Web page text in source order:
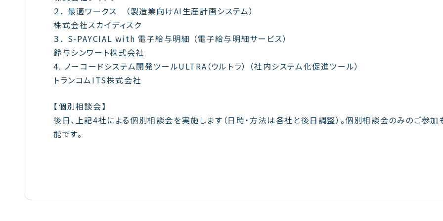
２． 最適ワークス （製造業向けAI生産計画システム）
株式会社スカイディスク
３． S-PAYCIAL with 電子給与明細 （電子給与明細サービス）
鈴与シンワート株式会社
4. ノーコードシステム開発ツールULTRA（ウルトラ） （社内システム化促進ツール）
トランコムITS株式会社
【個別相談会】
後日、上記4社による個別相談会を実施します（日時・方法は各社と後日調整）。個別相談会のみのご参加
能です。